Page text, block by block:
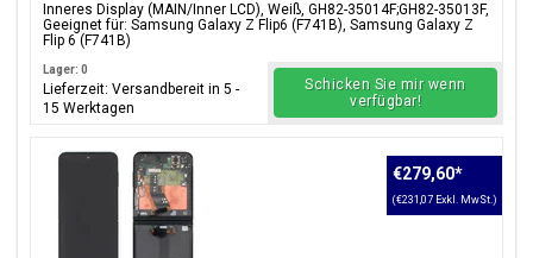
Inneres Display (MAIN/Inner LCD), Weiß, GH82-35014F;GH82-35013F,
Geeignet für: Samsung Galaxy Z Flip6 (F741B), Samsung Galaxy Z
Flip 6 (F741B)
Lager: 0
Lieferzeit: Versandbereit in 5 -
15 Werktagen
Schicken Sie mir wenn
verfügbar!
€279,60*
(€231,07 Exkl. MwSt.)